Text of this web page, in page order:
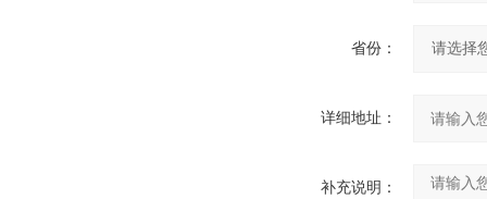
省份：
详细地址：
补充说明：